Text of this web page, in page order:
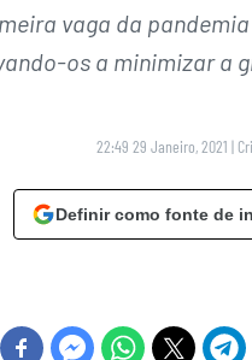
vaga da
os a minimizar a
22:49 29 Janeiro, 2021 |
Definir como fonte de